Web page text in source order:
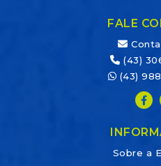
FALE
(43)
(43)
Sobre a